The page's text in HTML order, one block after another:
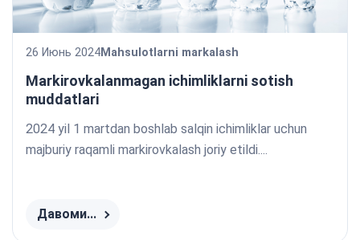
Markirovkalanmagan ichimliklarni sotish
muddatlari
26 Июнь 2024Mahsulotlarni markalash
2024 yil 1 martdan boshlab salqin ichimliklar uchun
majburiy raqamli markirovkalash joriy etildi....
Давоми...